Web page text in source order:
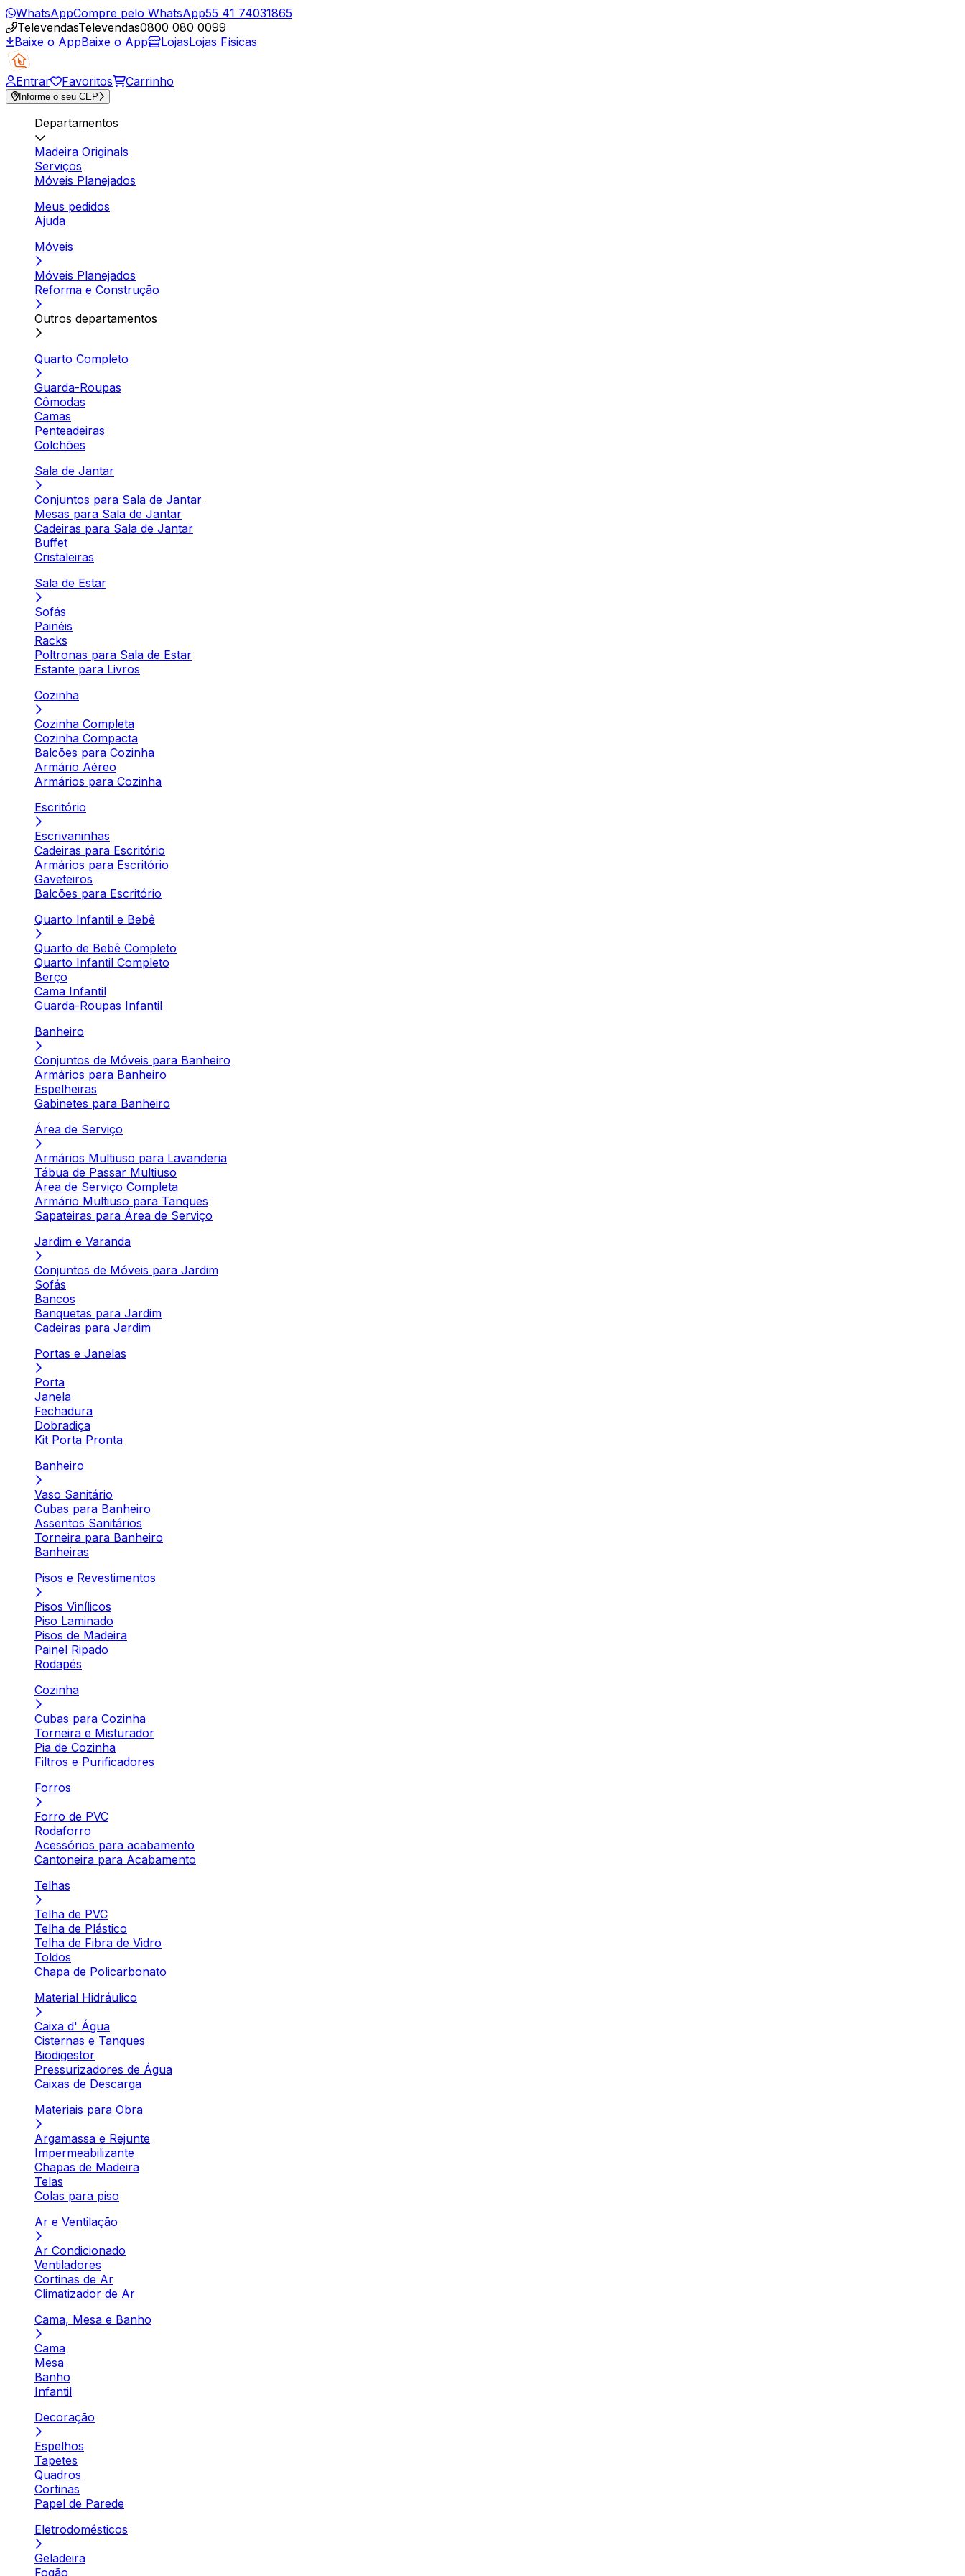
WhatsAppCompre pelo WhatsApp55 41 74031865
TelevendasTelevendas0800 080 0099
Baixe o AppBaixe o App LojasLojas Físicas
Entrar Favoritos Carrinho
Informe o seu CEP
Departamentos
Madeira Originals
Serviços
Móveis Planejados
Meus pedidos
Ajuda
Móveis
Móveis Planejados
Reforma e Construção
Outros departamentos
Quarto Completo
Guarda-Roupas
Cômodas
Camas
Penteadeiras
Colchões
Sala de Jantar
Conjuntos para Sala de Jantar
Mesas para Sala de Jantar
Cadeiras para Sala de Jantar
Buffet
Cristaleiras
Sala de Estar
Sofás
Painéis
Racks
Poltronas para Sala de Estar
Estante para Livros
Cozinha
Cozinha Completa
Cozinha Compacta
Balcões para Cozinha
Armário Aéreo
Armários para Cozinha
Escritório
Escrivaninhas
Cadeiras para Escritório
Armários para Escritório
Gaveteiros
Balcões para Escritório
Quarto Infantil e Bebê
Quarto de Bebê Completo
Quarto Infantil Completo
Berço
Cama Infantil
Guarda-Roupas Infantil
Banheiro
Conjuntos de Móveis para Banheiro
Armários para Banheiro
Espelheiras
Gabinetes para Banheiro
Área de Serviço
Armários Multiuso para Lavanderia
Tábua de Passar Multiuso
Área de Serviço Completa
Armário Multiuso para Tanques
Sapateiras para Área de Serviço
Jardim e Varanda
Conjuntos de Móveis para Jardim
Sofás
Bancos
Banquetas para Jardim
Cadeiras para Jardim
Portas e Janelas
Porta
Janela
Fechadura
Dobradiça
Kit Porta Pronta
Banheiro
Vaso Sanitário
Cubas para Banheiro
Assentos Sanitários
Torneira para Banheiro
Banheiras
Pisos e Revestimentos
Pisos Vinílicos
Piso Laminado
Pisos de Madeira
Painel Ripado
Rodapés
Cozinha
Cubas para Cozinha
Torneira e Misturador
Pia de Cozinha
Filtros e Purificadores
Forros
Forro de PVC
Rodaforro
Acessórios para acabamento
Cantoneira para Acabamento
Telhas
Telha de PVC
Telha de Plástico
Telha de Fibra de Vidro
Toldos
Chapa de Policarbonato
Material Hidráulico
Caixa d' Água
Cisternas e Tanques
Biodigestor
Pressurizadores de Água
Caixas de Descarga
Materiais para Obra
Argamassa e Rejunte
Impermeabilizante
Chapas de Madeira
Telas
Colas para piso
Ar e Ventilação
Ar Condicionado
Ventiladores
Cortinas de Ar
Climatizador de Ar
Cama, Mesa e Banho
Cama
Mesa
Banho
Infantil
Decoração
Espelhos
Tapetes
Quadros
Cortinas
Papel de Parede
Eletrodomésticos
Geladeira
Fogão